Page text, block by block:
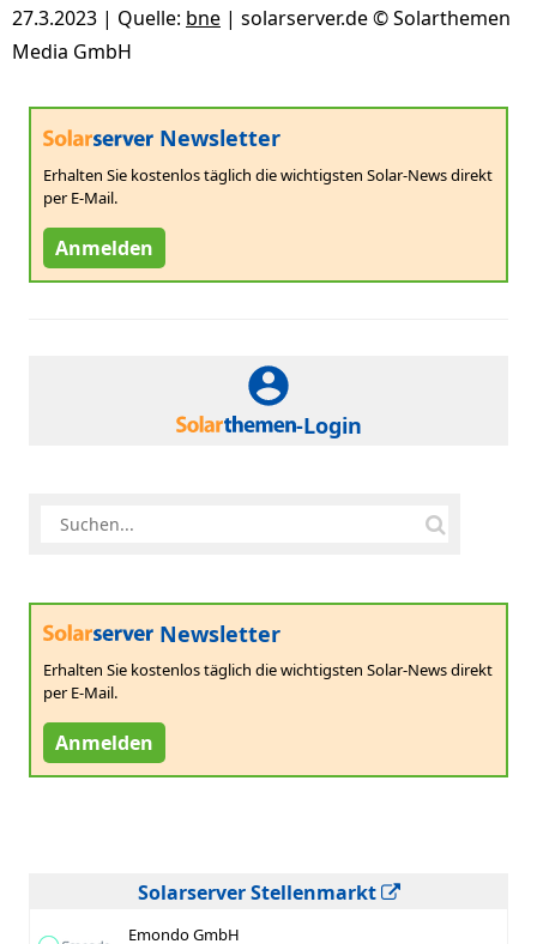
27.3.2023 | Quelle: bne | solarserver.de © Solarthemen
Media GmbH
Newsletter
Erhalten Sie kostenlos täglich die wichtigsten Solar-News direkt
per E-Mail.
Anmelden
-Login
Newsletter
Erhalten Sie kostenlos täglich die wichtigsten Solar-News direkt
per E-Mail.
Anmelden
Solarserver Stellenmarkt